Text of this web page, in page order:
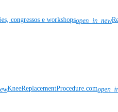
congressos e workshopsopen_in_new
KneeReplacementProcedure.com